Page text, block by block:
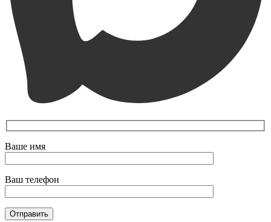
Ваше имя
Ваш телефон